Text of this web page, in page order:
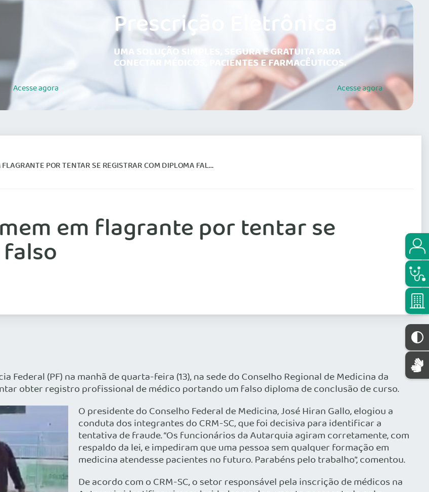
Acesseagora
Prescrição Eletrônica
UMA SOLUÇÃO SIMPLES, SEGURA E GRATUITA PARA
CONECTAR MÉDICOS, PACIENTES E FARMACÊUTICOS.
Acesseagora
POR TENTAR SE REGISTRAR COM DIPLOMA FALSO
em flagrante por tentar se
Federal (PF) na manhã de quarta-feira (13), na sede do Conselho Regional de Medicina da
obter registro profissional de médico portando um falso diploma de conclusão de curso.
O presidente do Conselho Federal de Medicina, José Hiran Gallo, elogiou a
conduta dos integrantes do CRM-SC, que foi decisiva para identificar a
tentativa de fraude. “Os funcionários da Autarquia agiram corretamente, com
respaldo da lei, e impediram que uma pessoa sem qualquer formação em
medicina atendesse pacientes no futuro. Parabéns pelo trabalho”, comentou.
De acordo com o CRM-SC, o setor responsável pela inscrição de médicos na